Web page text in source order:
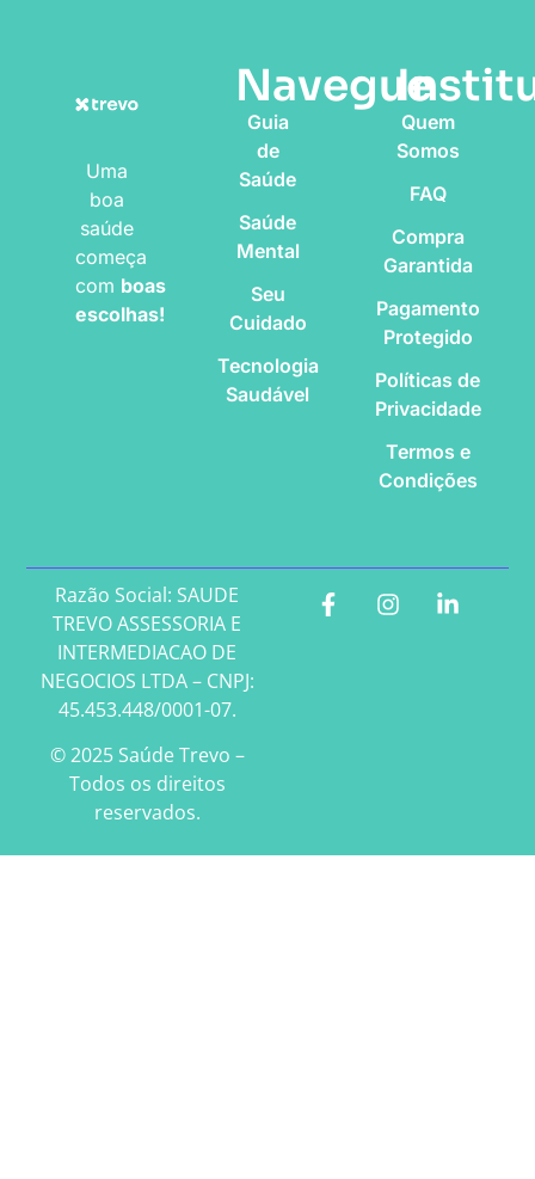
Uma
boa
saúde
começa
com boas
escolhas!
Navegue
Guia
de
Saúde
Saúde
Mental
Seu
Cuidado
Tecnologia
Saudável
Quem
Somos
FAQ
Compra
Garantida
Pagamento
Protegido
Políticas de
Privacidade
Termos e
Condições
Razão Social: SAUDE
TREVO ASSESSORIA E
INTERMEDIACAO DE
NEGOCIOS LTDA – CNPJ:
45.453.448/0001-07.
© 2025 Saúde Trevo –
Todos os direitos
reservados.